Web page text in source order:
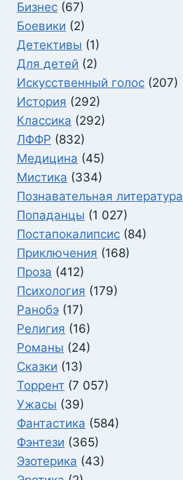
Бизнес (67)
Боевики (2)
Детективы (1)
Для детей (2)
Искусственный голос (207)
История (292)
Классика (292)
ЛФФР (832)
Медицина (45)
Мистика (334)
Познавательная литература
Попаданцы (1 027)
Постапокалипсис (84)
Приключения (168)
Проза (412)
Психология (179)
Ранобэ (17)
Религия (16)
Романы (24)
Сказки (13)
Торрент (7 057)
Ужасы (39)
Фантастика (584)
Фэнтези (365)
Эзотерика (43)